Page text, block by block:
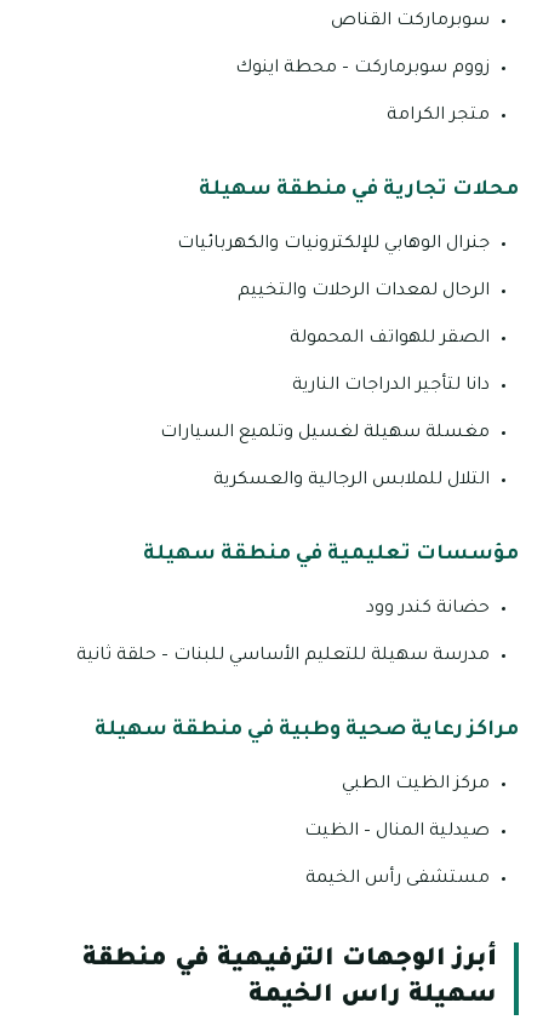
سوبرماركت القناص
زووم سوبرماركت – محطة اينوك
متجر الكرامة
محلات تجارية في منطقة سهيلة
جنرال الوهابي للإلكترونيات والكهربائيات
الرحال لمعدات الرحلات والتخييم
الصقر للهواتف المحمولة
دانا لتأجير الدراجات النارية
مغسلة سهيلة لغسيل وتلميع السيارات
التلال للملابس الرجالية والعسكرية
مؤسسات تعليمية في منطقة سهيلة
حضانة كندر وود
مدرسة سهيلة للتعليم الأساسي للبنات – حلقة ثانية
مراكز رعاية صحية وطبية في منطقة سهيلة
مركز الظيت الطبي
صيدلية المنال – الظيت
مستشفى رأس الخيمة
أبرز الوجهات الترفيهية في منطقة
سهيلة راس الخيمة